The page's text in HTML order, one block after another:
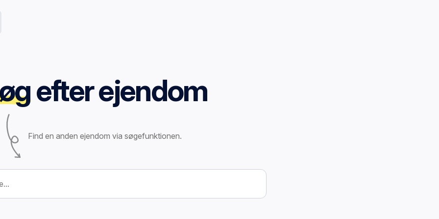
efter ejendom
Find en anden ejendom via søgefunktionen.